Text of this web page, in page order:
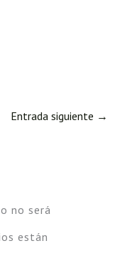
Entrada siguiente →
no será
están